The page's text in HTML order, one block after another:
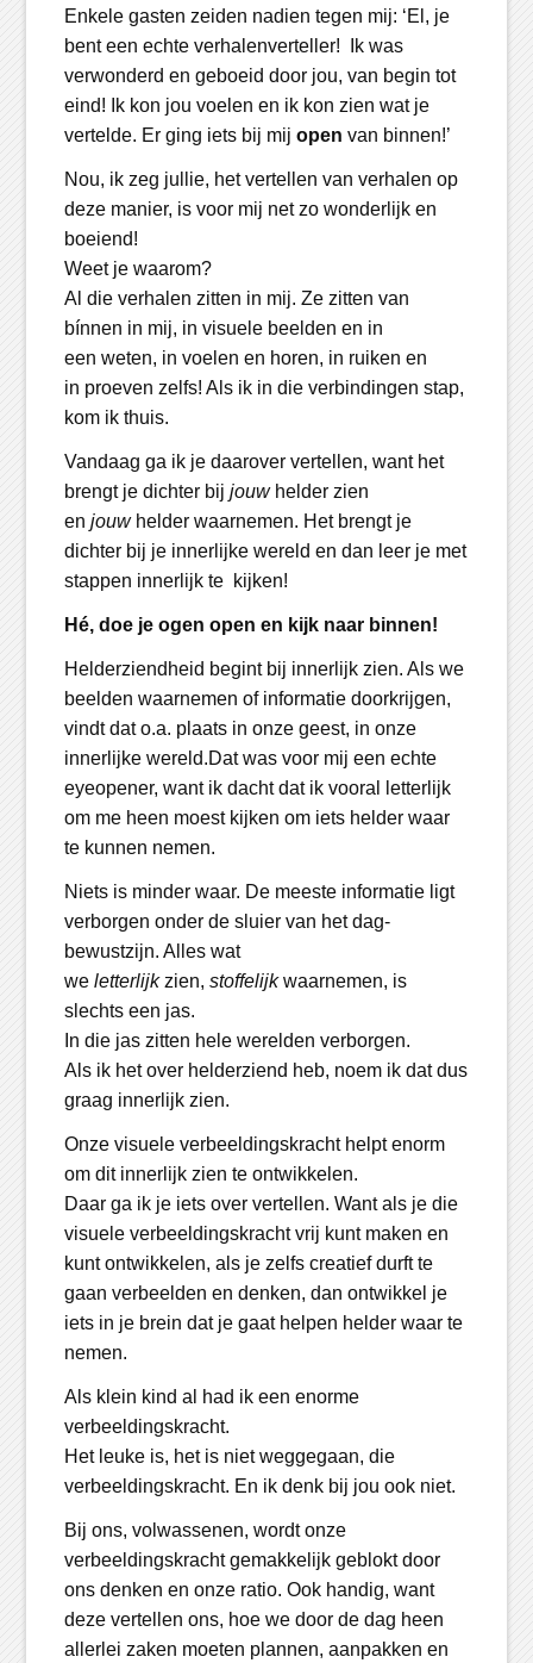
Enkele gasten zeiden nadien tegen mij: ‘El, je
bent een echte verhalenverteller! Ik was
verwonderd en geboeid door jou, van begin tot
eind! Ik kon jou voelen en ik kon zien wat je
vertelde. Er ging iets bij mij open van binnen!’
Nou, ik zeg jullie, het vertellen van verhalen op
deze manier, is voor mij net zo wonderlijk en
boeiend!
Weet je waarom?
Al die verhalen zitten in mij. Ze zitten van
bínnen in mij, in visuele beelden en in
een weten, in voelen en horen, in ruiken en
in proeven zelfs! Als ik in die verbindingen stap,
kom ik thuis.
Vandaag ga ik je daarover vertellen, want het
brengt je dichter bij jouwhelder zien
en jouwhelder waarnemen. Het brengt je
dichter bij je innerlijke wereld en dan leer je met
stappen innerlijk te kijken!
Hé, doe je ogen open en kijk naar binnen!
Helderziendheid begint bij innerlijk zien. Als we
beelden waarnemen of informatie doorkrijgen,
vindt dat o.a. plaats in onze geest, in onze
innerlijke wereld.Dat was voor mij een echte
eyeopener, want ik dacht dat ik vooral letterlijk
om me heen moest kijken om iets helder waar
te kunnen nemen.
Niets is minder waar. De meeste informatie ligt
verborgen onder de sluier van het dag-
bewustzijn. Alles wat
we letterlijkzien, stoffelijkwaarnemen, is
slechts een jas.
In die jas zitten hele werelden verborgen.
Als ik het over helderziend heb, noem ik dat dus
graag innerlijk zien.
Onze visuele verbeeldingskracht helpt enorm
om dit innerlijk zien te ontwikkelen.
Daar ga ik je iets over vertellen. Want als je die
visuele verbeeldingskracht vrij kunt maken en
kunt ontwikkelen, als je zelfs creatief durft te
gaan verbeelden en denken, dan ontwikkel je
iets in je brein dat je gaat helpen helder waar te
nemen.
Als klein kind al had ik een enorme
verbeeldingskracht.
Het leuke is, het is niet weggegaan, die
verbeeldingskracht. En ik denk bij jou ook niet.
Bij ons, volwassenen, wordt onze
verbeeldingskracht gemakkelijk geblokt door
ons denken en onze ratio. Ook handig, want
deze vertellen ons, hoe we door de dag heen
allerlei zaken moeten plannen, aanpakken en